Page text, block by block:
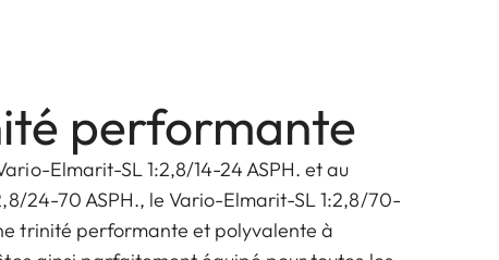
performante
Elmarit-SL 1:2,8/14-24 ASPH. et au
24-70 ASPH., le Vario-Elmarit-SL 1:2,8/70-
trinité performante et polyvalente à